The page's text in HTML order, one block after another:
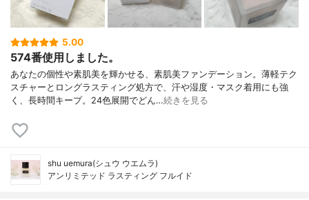
5.00
574番使用しました。
あなたの個性や素肌美を輝かせる、素肌美ファンデーション。薄軽テク
スチャーとロングラスティング処方で、汗や湿度・マスク着用にも強
く、長時間キープ。24色展開でどん…続きを見る
shu uemura(シュウ ウエムラ)
アンリミテッド ラスティング フルイド